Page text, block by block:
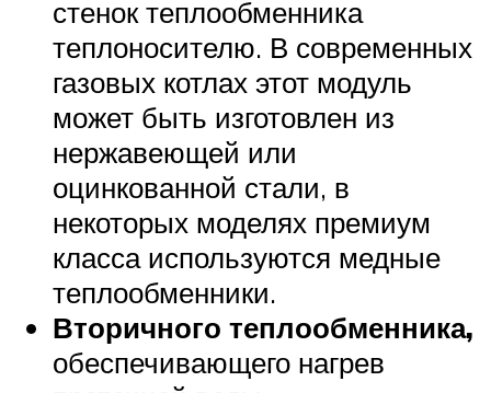
стенок теплообменника
теплоносителю. В современных
газовых котлах этот модуль
может быть изготовлен из
нержавеющей или
оцинкованной стали, в
некоторых моделях премиум
класса используются медные
теплообменники.
Вторичного теплообменника,
обеспечивающего нагрев